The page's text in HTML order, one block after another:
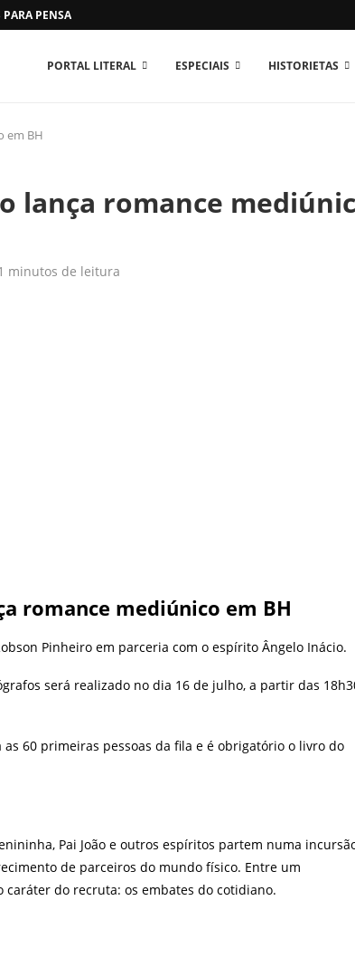
PENSAR O MUNDO...
PORTAL LITERAL ESPECIAIS HISTORIETAS
em BH
lança romance
minutos de leitura
romance mediúnico em BH
Pinheiro em parceria com o espírito Ângelo Inácio.
será realizado no dia 16 de julho, a partir das
60 primeiras pessoas da fila e é obrigatório o livro do
Pai João e outros espíritos partem numa
de parceiros do mundo físico. Entre um
do recruta: os embates do cotidiano.